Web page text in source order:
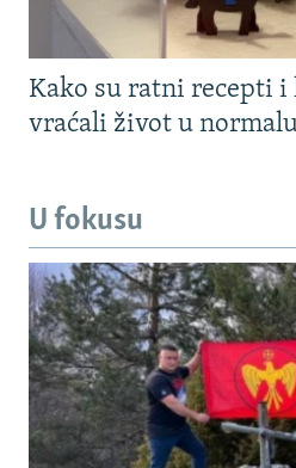
Kako su ratni recepti
vraćali život u
U fokusu